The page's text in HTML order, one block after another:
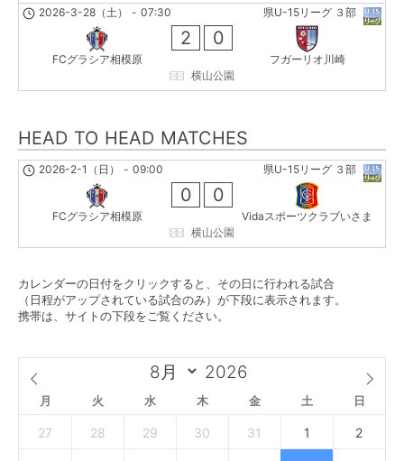
県U-15リーグ ３部
2026-3-28（土） - 07:30
FCグラシア相模原
2 0
フガーリオ川崎
横山公園
HEAD TO HEAD MATCHES
県U-15リーグ ３部
2026-2-1（日） - 09:00
FCグラシア相模原
0 0
Vidaスポーツクラブいさま
横山公園
カレンダーの日付をクリックすると、その日に行われる試合
（日程がアップされている試合のみ）が下段に表示されます。
携帯は、サイトの下段をご覧ください。
月 火 水 木 金 土 日
27 28 29 30 31 1 2